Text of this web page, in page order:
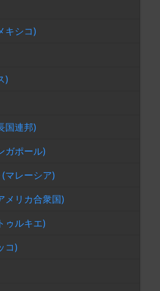
キシコ)
)
国連邦)
ガポール)
マレーシア)
メリカ合衆国)
ゥルキエ)
コ)